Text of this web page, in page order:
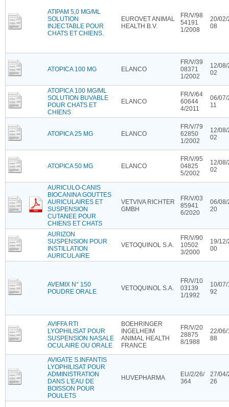
ATIPAM 5,0 MG/ML
SOLUTION
INJECTABLE POUR
CHATS ET CHIENS.
EUROVET ANIMAL
HEALTH B.V.
FR/V/98
54191
1/2008
20/02/
08
ATOPICA 100 MG ELANCO
FR/V/39
08371
1/2002
12/08/
02
ATOPICA 100 MG/ML
SOLUTION BUVABLE
POUR CHATS ET
CHIENS
ELANCO
FR/V/64
60644
4/2011
06/07/
11
ATOPICA 25 MG ELANCO
FR/V/79
62850
1/2002
12/08/
02
ATOPICA 50 MG ELANCO
FR/V/95
04825
5/2002
12/08/
02
AURICULO-CANIS
BIOCANINA GOUTTES
AURICULAIRES ET
SUSPENSION
CUTANEE POUR
CHIENS ET CHATS
VETVIVA RICHTER
GMBH
FR/V/03
85941
6/2020
06/08/
20
AURIZON
SUSPENSION POUR
INSTILLATION
AURICULAIRE
VETOQUINOL S.A.
FR/V/90
10502
3/2000
19/12/
00
AVEMIX N° 150
POUDRE ORALE
VETOQUINOL S.A.
FR/V/10
03139
1/1992
10/07/
92
AVIFFA RTI
LYOPHILISAT POUR
SUSPENSION NASALE
OCULAIRE OU ORALE
BOEHRINGER
INGELHEIM
ANIMAL HEALTH
FRANCE
FR/V/20
28875
8/1988
22/06/
88
AVIGATE S.INFANTIS
LYOPHILISAT POUR
ADMINISTRATION
DANS L'EAU DE
BOISSON POUR
POULETS
HUVEPHARMA
EU/2/26/
364
27/04/
26